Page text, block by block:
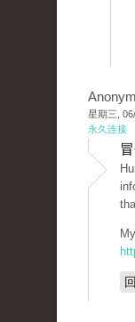
星期三,
永久连接